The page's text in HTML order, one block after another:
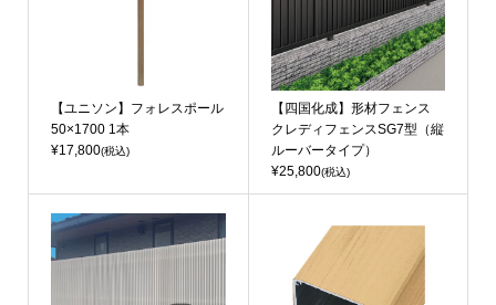
【ユニソン】フォレスポール
50×1700 1本
¥17,800(税込)
【四国化成】形材フェンス
クレディフェンスSG7型（縦
ルーバータイプ）
¥25,800(税込)